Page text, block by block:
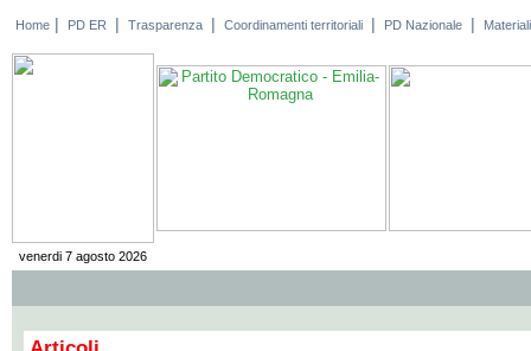
Home | PD ER | Trasparenza | Coordinamenti territoriali | PD Nazionale | Materiali
venerdi 7 agosto 2026